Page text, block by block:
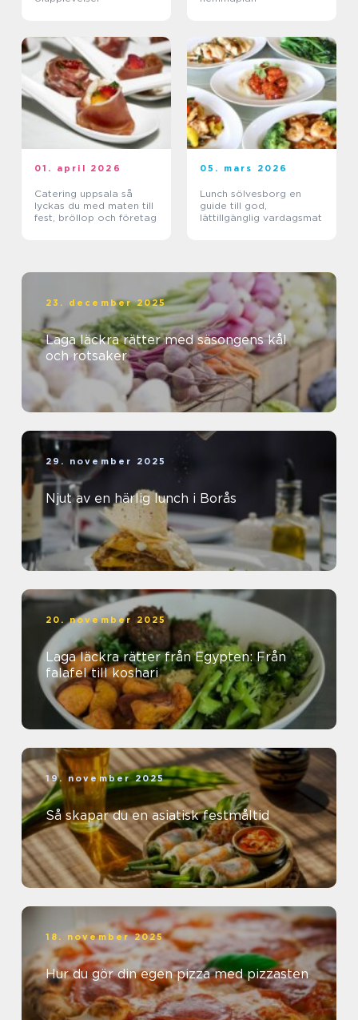
01. april 2026
Catering uppsala så
lyckas du med maten till
fest, bröllop och företag
05. mars 2026
Lunch sölvesborg en
guide till god,
lättillgänglig vardagsmat
23. december 2025
Laga läckra rätter med säsongens kål
och rotsaker
29. november 2025
Njut av en härlig lunch i Borås
20. november 2025
Laga läckra rätter från Egypten: Från
falafel till koshari
19. november 2025
Så skapar du en asiatisk festmåltid
18. november 2025
Hur du gör din egen pizza med pizzasten